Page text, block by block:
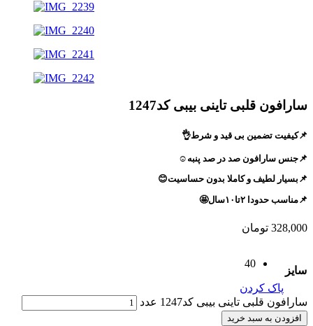
سارافون قلبی تاینی بیبی کد1247
📌کیفیت تضمین بی قید و شرط👌
📌جنس سارافون صد در صد پنبه☺️
📌بسیار لطیف و کاملا بدون حساسیت😊
📌مناسب حدودا ۲تا۱۰سال🤩
328,000 تومان
سایز
40
پاک کردن
سارافون قلبی تاینی بیبی کد1247 عدد
افزودن به سبد خرید